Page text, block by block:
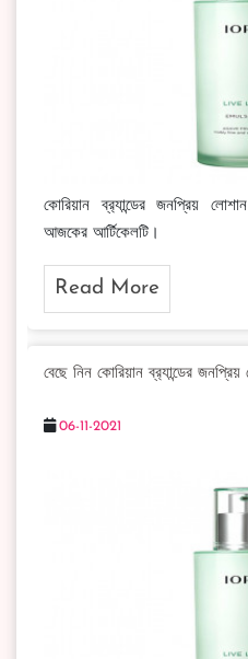
কোরিয়ান ব্র‍্যান্ডের জনপ্রিয়
আজকের আর্টিকেলটি।
Read More
বেছে নিন কোরিয়ান ব্র‍্যান্ডের
06-11-2021